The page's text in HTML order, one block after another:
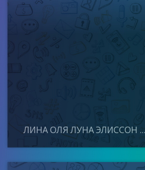
ЛИНА ОЛЯ ЛУНА ЭЛИССОН ...